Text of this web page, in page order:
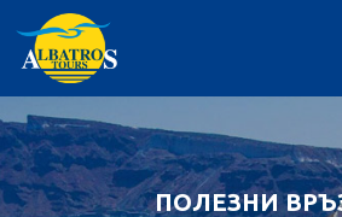
ДЕСТИНАЦИИ
АЛБАНИЯ
ИЗПРАТИ
ПОЛЕЗНИ